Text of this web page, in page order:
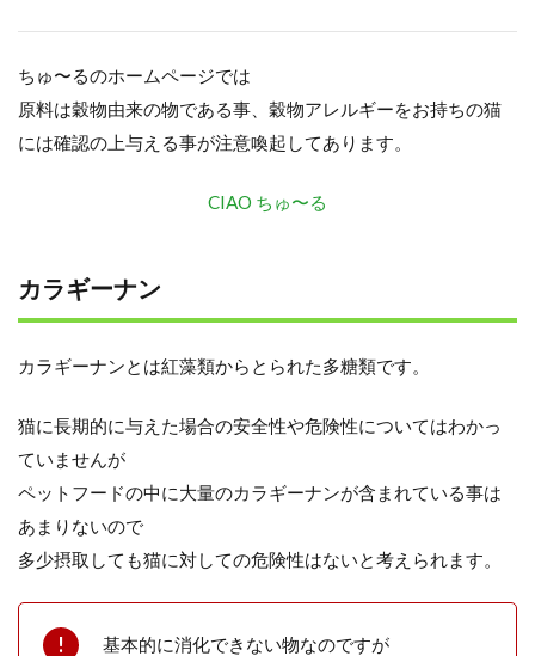
ちゅ〜るのホームページでは
原料は穀物由来の物である事、穀物アレルギーをお持ちの猫
には確認の上与える事が注意喚起してあります。
CIAO ちゅ〜る
カラギーナン
カラギーナンとは紅藻類からとられた多糖類です。
猫に長期的に与えた場合の安全性や危険性についてはわかっ
ていませんが
ペットフードの中に大量のカラギーナンが含まれている事は
あまりないので
多少摂取しても猫に対しての危険性はないと考えられます。
基本的に消化できない物なのですが